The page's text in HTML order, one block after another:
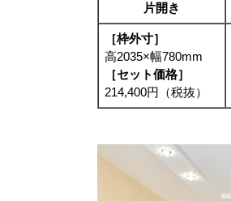
片開き
［枠外寸］
高2035×幅780mm
［セット価格］
214,400円（税抜）